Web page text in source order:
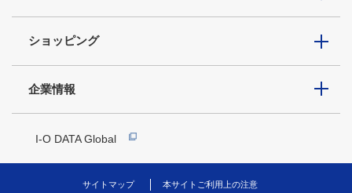
ショッピング
企業情報
I-O DATA Global
サイトマップ 本サイトご利用上の注意